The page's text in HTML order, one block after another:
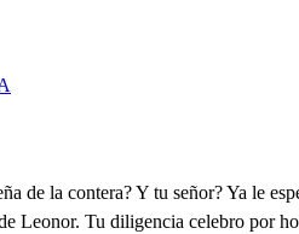
ha de ejecutarlas? Que no son estas Elvira. Cuáles son? . Las de la plata, Poco amor, mucho interés. . La hambre es la interesada, y tanto, que del amor quiere hacer una moatra, volvamos a nuestro miedo. El Príncipe no se halla sin mi señor, las más noches en pisar calles las gastan, pero quieren los demonios, que por esta calle pasan, sin que lo pueda excusar mi amo, que viste el alma con afortadas sospechas, de que le ronda la dama: esta es mitad del miedo, y la otra es de la hijada. El Rey Católico Numa, en los Anales de España ocupa tanto volumen, que ya son cifras las planas, En la heroica educación del Príncipe se aventaja a cuantos Cristianos Reyes vio Portugal en su casa. Pues si llegase a entender, porque hay envidias sobradas, que mi señor le divierte, y los dos al tiempo engañan. Corremos ciento de risa, y yo toda la baraja. con tantear solamente lo que ellos pierden, o ganan. Pero dos bultos descubro, recojamos toda el alma en la gárita del miedo, hasta ver si sus espadas son espadas que se quedan, o son nublados que pasan. Dejadme temores míos, mas si es esta la estacada donde me aguardan mis celos, no he de temer la ventaja? Calurosa noche, Enrique. Sí señor, y la templara vuestra Alteza con el fresco soplo de las dulces auras, que las peinadas riberas del mar su aliento regala, por lisonja de las flores, que deja el Sol abrasadas: o si llevarle pudiera! Pues salgamos a la playa. Por esta calle es más cerca. Ya estamos en esta, salga algo más costoso el gusto en lo poco que se alarga, que el ahorro muchas veces le quita al gusto la salsa. Vive Dios que es